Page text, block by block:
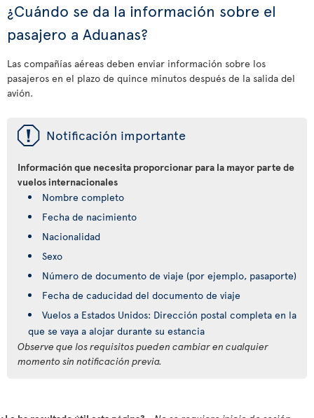
¿Cuándo se da la información sobre el
pasajero a Aduanas?
Las compañías aéreas deben enviar información sobre los
pasajeros en el plazo de quince minutos después de la salida del
avión.
ü Notificación importante
Información que necesita proporcionar para la mayor parte de
vuelos internacionales
Nombre completo
Fecha de nacimiento
Nacionalidad
Sexo
Número de documento de viaje (por ejemplo, pasaporte)
Fecha de caducidad del documento de viaje
Vuelos a Estados Unidos: Dirección postal completa en la
que se vaya a alojar durante su estancia
Observe que los requisitos pueden cambiar en cualquier
momento sin notificación previa.